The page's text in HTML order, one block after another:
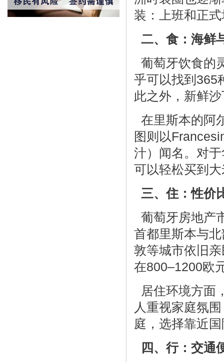
装：上班和正
二、食：海鲜
葡萄牙饮食的
乎可以找到365
此之外，新鲜
在里斯本的阿
图则以
汁）闻名。对
可以轻松买到
三、住：性价
葡萄牙房地产
首都里斯本与
敦等城市依旧
在800–1200欧
居住环境方面
人重视家庭氛
庭，选择靠近
四、行：交通